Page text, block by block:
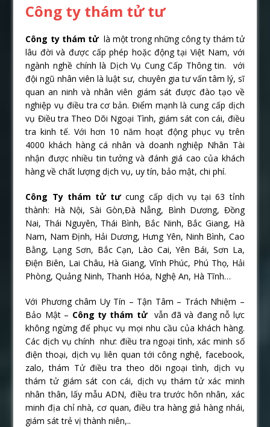
Công ty thám tử tư
Công ty thám tử là một trong những công ty thám tử
lâu đời và được cấp phép hoặc động tại Việt Nam, với
ngành nghề chính là Dịch Vụ Cung Cấp Thông tin. với
đội ngũ nhân viên là luật sư, chuyên gia tư vấn tâm lý, sĩ
quan an ninh và nhân viên giám sát được đào tạo về
nghiệp vụ điều tra cơ bản. Điểm mạnh là cung cấp dịch
vụ Điều tra Theo Dõi Ngoại Tình, giám sát con cái, điều
tra kinh tế. Với hơn 10 năm hoạt động phục vụ trên
4000 khách hàng cá nhân và doanh nghiệp Nhân Tài
nhận được nhiều tin tưởng và đánh giá cao của khách
hàng về chất lượng dịch vụ, uy tín, bảo mật, chi phí.
Công Ty thám tử tưcung cấp dịch vụ tại 63 tỉnh
thành: Hà Nội, Sài Gòn,Đà Nẵng, Bình Dương, Đồng
Nai, Thái Nguyên, Thái Bình, Bắc Ninh, Bắc Giang, Hà
Nam, Nam Định, Hải Dương, Hưng Yên, Ninh Bình, Cao
Bằng, Lạng Sơn, Bắc Cạn, Lào Cai, Yên Bái, Sơn La,
Điện Biên, Lai Châu, Hà Giang, Vĩnh Phúc, Phú Thọ, Hải
Phòng, Quảng Ninh, Thanh Hóa, Nghệ An, Hà Tĩnh…
Với Phương châm Uy Tín – Tận Tâm – Trách Nhiệm –
Bảo Mật – Công ty thám tử vẫn đã và đang nỗ lực
không ngừng để phục vụ mọi nhu cầu của khách hàng.
Các dịch vụ chính như: điều tra ngoại tình, xác minh số
điện thoại, dịch vụ liên quan tới công nghệ, facebook,
zalo, thám Tử điều tra theo dõi ngoại tình, dịch vụ
thám tử giám sát con cái, dịch vụ thám tử xác minh
nhân thân, lấy mẫu ADN, điều tra trước hôn nhân, xác
minh địa chỉ nhà, cơ quan, điều tra hàng giả hàng nhái,
giám sát trẻ vị thành niên,..